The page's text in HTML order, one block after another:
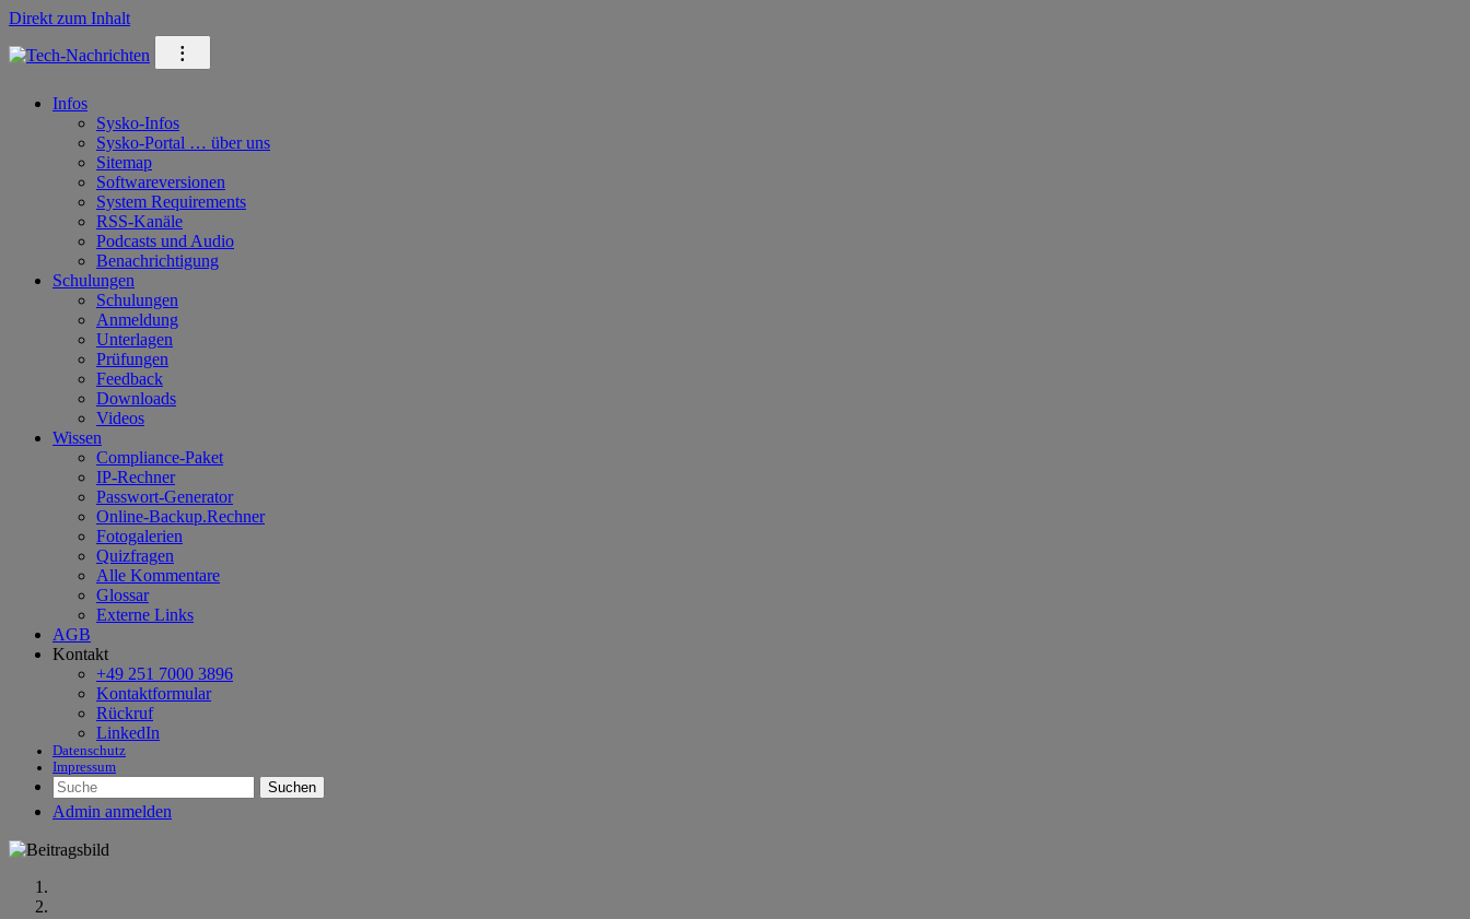
Direkt zum Inhalt
⁝
Infos
Sysko-Infos
Sysko-Portal … über uns
Sitemap
Softwareversionen
System Requirements
RSS-Kanäle
Podcasts und Audio
Benachrichtigung
Schulungen
Schulungen
Anmeldung
Unterlagen
Prüfungen
Feedback
Downloads
Videos
Wissen
Compliance-Paket
IP-Rechner
Passwort-Generator
Online-Backup.Rechner
Fotogalerien
Quizfragen
Alle Kommentare
Glossar
Externe Links
AGB
Kontakt
+49 251 7000 3896
Kontaktformular
Rückruf
LinkedIn
Datenschutz
Impressum
Suchen
Admin anmelden